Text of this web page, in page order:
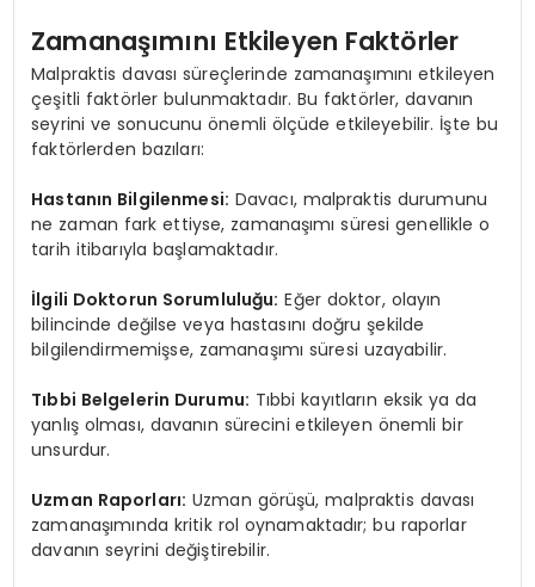
Zamanaşımını Etkileyen Faktörler
Malpraktis davası süreçlerinde zamanaşımını etkileyen
çeşitli faktörler bulunmaktadır. Bu faktörler, davanın
seyrini ve sonucunu önemli ölçüde etkileyebilir. İşte bu
faktörlerden bazıları:
Hastanın Bilgilenmesi: Davacı, malpraktis durumunu
ne zaman fark ettiyse, zamanaşımı süresi genellikle o
tarih itibarıyla başlamaktadır.
İlgili Doktorun Sorumluluğu: Eğer doktor, olayın
bilincinde değilse veya hastasını doğru şekilde
bilgilendirmemişse, zamanaşımı süresi uzayabilir.
Tıbbi Belgelerin Durumu: Tıbbi kayıtların eksik ya da
yanlış olması, davanın sürecini etkileyen önemli bir
unsurdur.
Uzman Raporları: Uzman görüşü, malpraktis davası
zamanaşımında kritik rol oynamaktadır; bu raporlar
davanın seyrini değiştirebilir.